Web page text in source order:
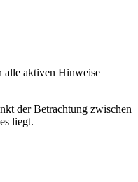
alle aktiven Hinweise
der Betrachtung zwischen
liegt.